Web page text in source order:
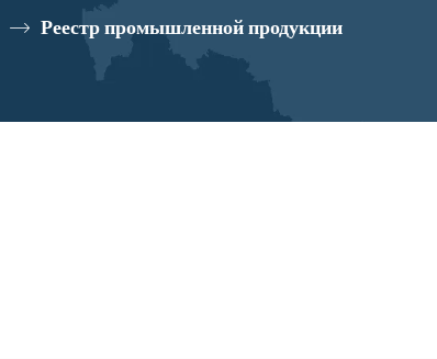
Реестр промышленной продукции